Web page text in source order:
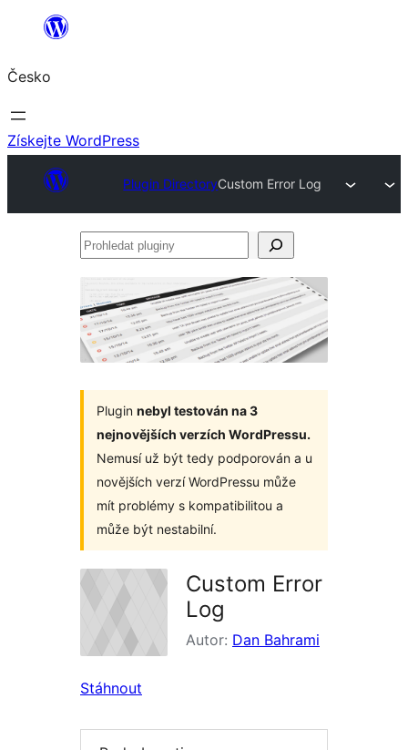
Přeskočit
obsah
Česko
Získejte WordPress
Plugin DirectoryCustom Error Log
Prohledat
Plugin nebyl testován na 3
nejnovějších verzích WordPressu.
Nemusí už být tedy podporován a u
novějších verzí WordPressu může
mít problémy s kompatibilitou a
může být nestabilní.
Custom Error
Log
Autor: Dan Bahrami
Stáhnout